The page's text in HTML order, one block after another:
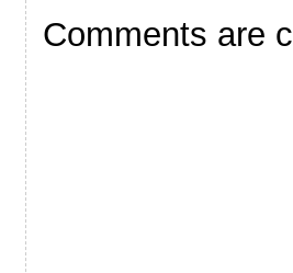
Comments are